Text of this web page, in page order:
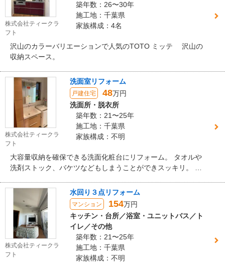
株式会社ティークラ
フト
築年数：26〜30年
施工地：千葉県
家族構成：4名
沢山のカラーバリエーションで人気のTOTO ミッテ 沢山の
収納スペース。
株式会社ティークラ
フト
洗面室リフォーム
戸建住宅 48万円
洗面所・脱衣所
築年数：21〜25年
施工地：千葉県
家族構成：不明
大容量収納を確保できる洗面化粧台にリフォーム。 タオルや
洗剤ストック、バケツなどもしまうことができスッキリ。 柔
株式会社ティークラ
フト
水回り３点リフォーム
マンション 154万円
キッチン・台所／浴室・ユニットバス／ト
イレ／その他
築年数：21〜25年
施工地：千葉県
家族構成：不明